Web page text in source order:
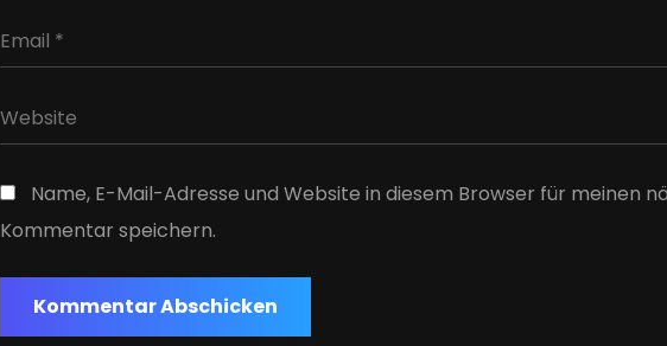
Name, E-Mail-Adresse und Website in diesem Browser für meinen
Kommentar speichern.